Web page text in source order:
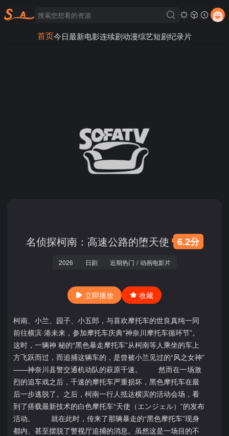
首页今日最新电影连续剧动漫综艺短剧纪录片
名侦探柯南：高速公路的堕天使 6.2分
2026 日剧 近期热门 / 动画电影片
立即播放 收藏
柯南、小兰、园子、小五郎，与喜欢摩托车的世良真纯一同
前往横滨·港未来，参加摩托车庆典“神奈川摩托车循环节”。
这时，一辆神 秘的“黑色暴走摩托车”从柯南等人乘坐的车上
方飞跃而过，而追捕这辆车的，是曾被小兰见过的“风之女神”
——神奈川县警交通机动队的萩原千速。 然而在一场激
烈的追车戏之后，千速的摩托车严重损坏，黑色摩托车在最
后一步逃脱了。之后，柯南一行人抵达横滨的活动会场，看
到了搭载最新技术的白色摩托车“天使（エンジェル）”的发布
活动。 就在此时，传来了那辆暴走的“黑色摩托车”现身
都内、甚至摆脱了警视厅追捕的消息。虽然这是一场目的不